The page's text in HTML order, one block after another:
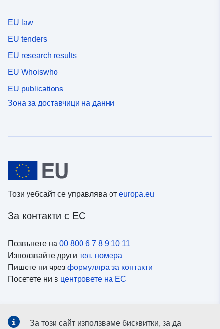
EU law
EU tenders
EU research results
EU Whoiswho
EU publications
Зона за доставчици на данни
Този уебсайт се управлява от europa.eu
За контакти с ЕС
Позвънете на 00 800 6 7 8 9 10 11
Използвайте други тел. номера
Пишете ни чрез формуляра за контакти
Посетете ни в центровете на ЕС
За този сайт използваме бисквитки, за да